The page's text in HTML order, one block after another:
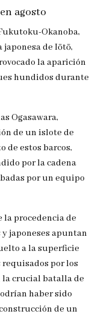
agosto
Okanoba,
de Iōtō,
la aparición
hundidos durante
Ogasawara,
de un islote de
de estos barcos,
por la cadena
por un equipo
la procedencia de
japoneses apuntan
a la superficie
por los
la crucial batalla de
haber sido
de un